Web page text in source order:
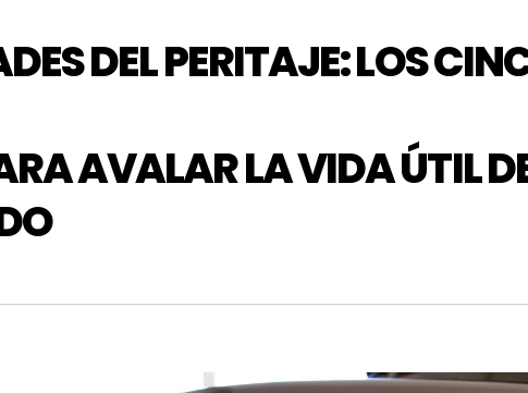
DEL PERITAJE: LOS
AVALAR LA VIDA ÚTIL